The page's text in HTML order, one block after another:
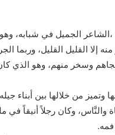
الجميل في شبابه،
إلا القليل القليل، وربما
وسخر منهم، وهو الذي
من خلالها بين أبناء
وكان رجلاً أنيقاً في
فمه.